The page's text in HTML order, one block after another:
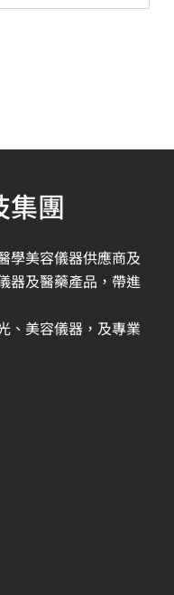
集團
學美容儀器供應商及
器及醫藥產品，帶進
、美容儀器，及專業